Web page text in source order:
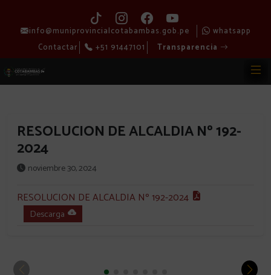
info@muniprovincialcotabambas.gob.pe
whatsapp
Contactar
+51 91447101 Transparencia
RESOLUCION DE ALCALDIA Nº 192-
2024
noviembre 30, 2024
RESOLUCION DE ALCALDIA Nº 192-2024
Descarga